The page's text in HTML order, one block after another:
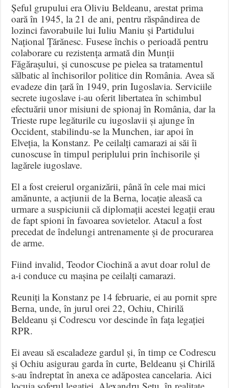
Șeful grupului era Oliviu Beldeanu, arestat prima
oară în 1945, la 21 de ani, pentru răspândirea de
lozinci favorabuile lui Iuliu Maniu și Partidului
Național Țărănesc. Fusese închis o perioadă pentru
colaborare cu rezistența armată din Munții
Făgărașului, și cunoscuse pe pielea sa tratamentul
sălbatic al închisorilor politice din România. Avea să
evadeze din țară în 1949, prin Iugoslavia. Serviciile
secrete iugoslave i-au oferit libertatea în schimbul
efectuării unor misiuni de spionaj în România, dar la
Trieste rupe legăturile cu iugoslavii și ajunge în
Occident, stabilindu-se la Munchen, iar apoi în
Elveția, la Konstanz. Pe ceilalți camarazi ai săi îi
cunoscuse în timpul periplului prin închisorile și
lagărele iugoslave.
El a fost creierul organizării, până în cele mai mici
amănunte, a acțiunii de la Berna, locație aleasă ca
urmare a suspiciunii că diplomații acestei legații erau
de fapt spioni în favoarea sovietelor. Atacul a fost
precedat de îndelungi antrenamente și de procurarea
de arme.
Fiind invalid, Teodor Ciochină a avut doar rolul de
a-i conduce cu mașina pe ceilalți camarazi.
Reuniți la Konstanz pe 14 februarie, ei au pornit spre
Berna, unde, în jurul orei 22, Ochiu, Chirilă
Beldeanu și Codrescu vor descinde în fața legației
RPR.
Ei aveau să escaladeze gardul și, în timp ce Codrescu
și Ochiu asigurau garda în curte, Beldeanu și Chirilă
s-au îndreptat în anexa ce adăpostea cancelaria. Aici